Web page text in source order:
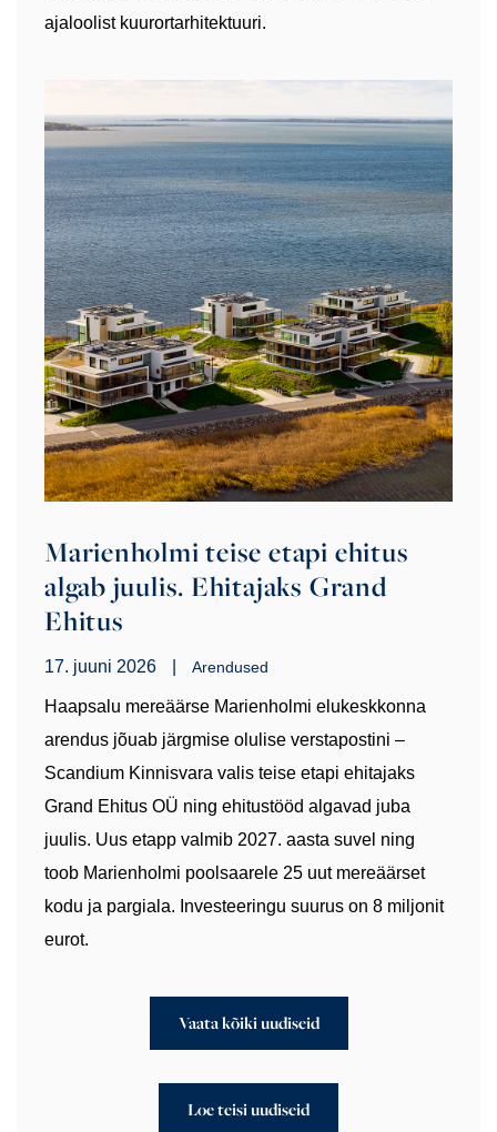
ajaloolist kuurortarhitektuuri.
Marienholmi teise etapi ehitus
algab juulis. Ehitajaks Grand
Ehitus
17. juuni 2026 Arendused
Haapsalu mereäärse Marienholmi elukeskkonna
arendus jõuab järgmise olulise verstapostini –
Scandium Kinnisvara valis teise etapi ehitajaks
Grand Ehitus OÜ ning ehitustööd algavad juba
juulis. Uus etapp valmib 2027. aasta suvel ning
toob Marienholmi poolsaarele 25 uut mereäärset
kodu ja pargiala. Investeeringu suurus on 8 miljonit
eurot.
Vaata kõiki uudiseid
Loe teisi uudiseid